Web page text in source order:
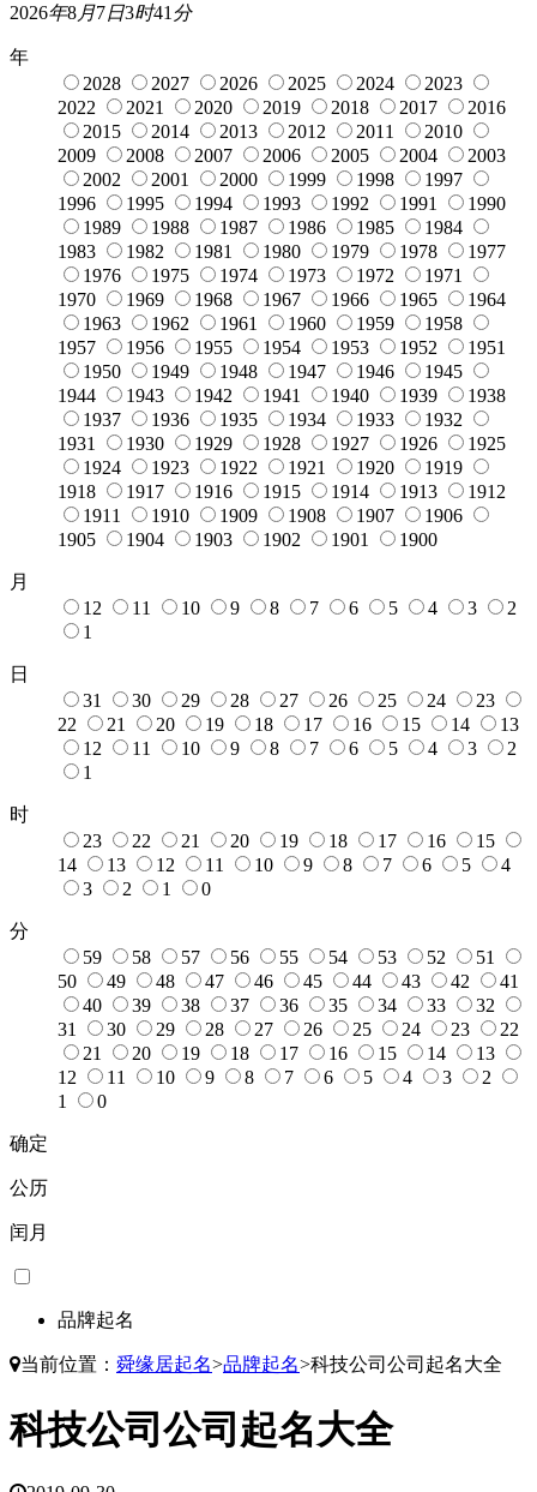
2026年8月7日3时41 分
年
2028
2027 2026 2025 2024
2023
2022
2021 2020 2019 2018 2017
2016
2015
2014 2013 2012 2011
2010
2009
2008 2007 2006 2005 2004
2003
2002
2001 2000 1999 1998
1997
1996
1995 1994 1993 1992 1991
1990
1989
1988 1987 1986 1985
1984
1983
1982 1981 1980 1979 1978
1977
1976
1975 1974 1973 1972
1971
1970
1969 1968 1967 1966 1965
1964
1963
1962 1961 1960 1959
1958
1957
1956 1955 1954 1953 1952
1951
1950
1949 1948 1947 1946
1945
1944
1943 1942 1941 1940 1939
1938
1937
1936 1935 1934 1933
1932
1931
1930 1929 1928 1927 1926
1925
1924
1923 1922 1921 1920
1919
1918
1917 1916 1915 1914 1913
1912
1911
1910 1909 1908 1907
1906
1905
1904 1903 1902 1901 1900
月
12
11 10 9 8 7 6 5 4 3
2
1
日
31
30 29 28 27 26 25 24
23
22
21 20 19 18 17 16 15 14
13
12
11 10 9 8 7 6 5 4 3
2
1
时
23
22 21 20 19 18 17 16
15
14
13 12 11 10 9 8 7 6 5
4
3
2 1 0
分
59
58 57 56 55 54 53 52
51
50
49 48 47 46 45 44 43 42
41
40
39 38 37 36 35 34 33
32
31
30 29 28 27 26 25 24 23
22
21
20 19 18 17 16 15 14
13
12
11 10 9 8 7 6 5 4 3
2
1
0
确定
公历
闰月
品牌起名
当前位置： 舜缘居起名>品牌起名>科技公司公司起名大全
科技公司公司起名大全